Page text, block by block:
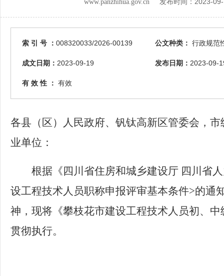
www.panzhihua.gov.cn 发布时间：
索 引 号 ： 008320033/2026-00139 公文种类： 行政规范
成文日期： 2023-09-19 发布日期： 2023-09-
有 效 性 ： 有效
各县（区）人民政府、钒钛高新区管委会，
业单位：
根据 《四川省住房和城乡建设厅 四川省
设工程技术人员职称申报评审基本条件>的通
神，现将《攀枝花市建设工程技术人员初、
贯彻执行。